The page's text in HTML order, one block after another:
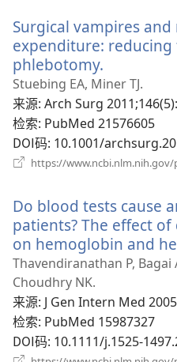
Surgical vampires
expenditure:
phlebotomy.
开
新
窗
口）
Stuebing EA, Miner TJ.
来源‎: Arch Surg
检索‎: PubMed 21576605
DOI码‎: 10.1001/
https://www.ncbi.nlm.nih.gov/
Do blood tests cause
patients? The effect
on hemoglobin and
Thavendiranathan P, Bagai
Choudhry NK.
来源‎: J Gen Intern Med
检索‎: PubMed 15987327
DOI码‎: 10.1111/j.1525-